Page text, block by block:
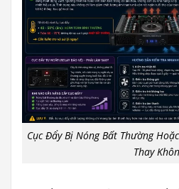
Cục Đẩy Bị Nóng Bất Thường
Thay